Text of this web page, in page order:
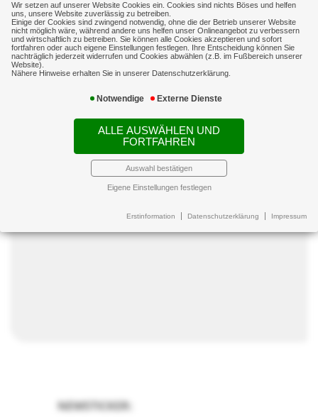
Wir setzen auf unserer Website Cookies ein. Cookies sind nichts Böses und helfen
uns, unsere Website zuverlässig zu betreiben.
Einige der Cookies sind zwingend notwendig, ohne die der Betrieb unserer Website
nicht möglich wäre, während andere uns helfen unser Onlineangebot zu verbessern
und wirtschaftlich zu betreiben. Sie können alle Cookies akzeptieren und sofort
fortfahren oder auch eigene Einstellungen festlegen. Ihre Entscheidung können Sie
nachträglich jederzeit widerrufen und Cookies abwählen (z.B. im Fußbereich unserer
Website).
Nähere Hinweise erhalten Sie in unserer Datenschutzerklärung.
Notwendige Externe Dienste
ALLE AUSWÄHLEN UND
FORTFAHREN
Auswahl bestätigen
Eigene Einstellungen festlegen
Erstinformation Datenschutzerklärung Impressum
Finanzierung Online-Anfrage
Online-Anfrage
Weitere Informationen folgen...
NEWSTICKER: